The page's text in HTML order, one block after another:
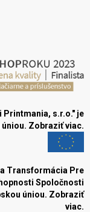
s.r.o." je
Zobraziť viac.
Transformácia Pre
Spoločnosti
úniou. Zobraziť
viac.